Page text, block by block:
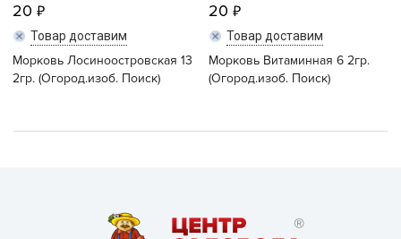
20
Товар доставим
Морковь Лосиноостровская 13
2гр. (Огород.изоб. Поиск)
20
Товар доставим
Морковь Витаминная 6 2гр.
(Огород.изоб. Поиск)